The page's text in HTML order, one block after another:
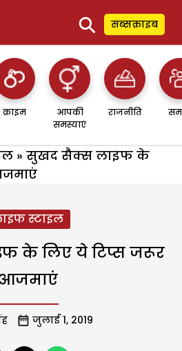
⚲ सब्सक्राइब
क्राइम
आपकी
समस्याएं
राजनीति
» सुखद सैक्स लाइफ के
स्टाइल
के लिए ये टिप्स जरूर
आजमाएं
जुलाई 1, 2019